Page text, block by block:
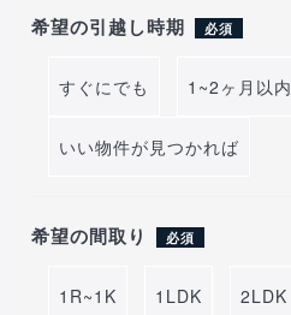
希望の引越し時期 必須
すぐにでも 1~2ヶ月以内
いい物件が見つかれば
希望の間取り 必須
1R~1K 1LDK 2LDK